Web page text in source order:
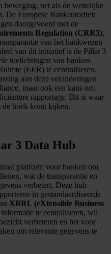
beweging, net als de wettelijke
De Europese Bankautoriteit
doorgevoerd met de
Regulation (CRR3),
van het bankwezen
van dit initiatief is de Pillar 3
toelichtingen van banken
(EER) te centraliseren.
aan deze veranderingen
maar ook een kans om
rapportage. Dit is waar
de hoek komt kijken.
3 Data Hub
platform voor banken om
wat de transparantie en
verbetert. Deze hub
in gestandaardiseerde
XBRL (eXtensible Business
te centraliseren, wil
verbeteren en het voor
om relevante gegevens te